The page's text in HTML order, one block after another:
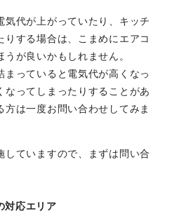
気代が上がっていたり、キッチ
りする場合は、こまめにエアコ
が良いかもしれません。
まっていると電気代が高くなっ
なってしまったりすることがあ
は一度お問い合わせしてみま
していますので、まずは問い合
対応エリア